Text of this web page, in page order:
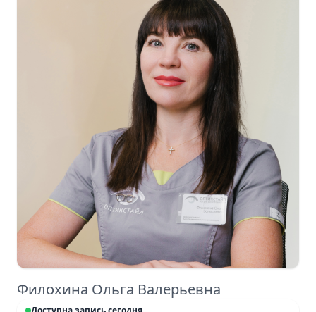
Филохина Ольга Валерьевна